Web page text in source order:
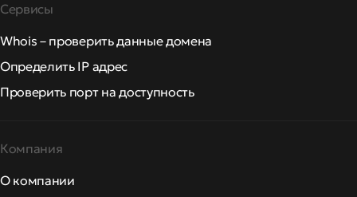
Сервисы
Whois – проверить данные домена
Определить IP адрес
Проверить порт на доступность
Компания
О компании